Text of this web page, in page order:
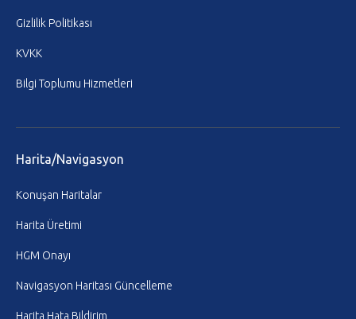
Gizlilik Politikası
KVKK
Bilgi Toplumu Hizmetleri
Harita/Navigasyon
Konuşan Haritalar
Harita Üretimi
HGM Onayı
Navigasyon Haritası Güncelleme
Harita Hata Bildirim